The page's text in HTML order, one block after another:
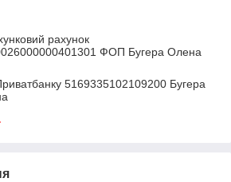
рахунок
ФОП Бугера Олена
5169335102109200 Бугера